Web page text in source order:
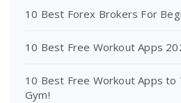
10 Best Forex Brokers For
10 Best Free Workout Apps
10 Best Free Workout Apps to
Gym!